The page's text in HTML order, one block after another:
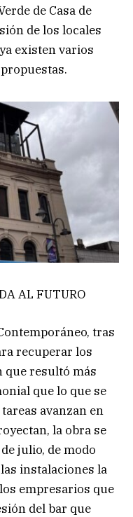
de Casa de
de los locales
existen varios
AL FUTURO
tras
recuperar los
que resultó más
que lo que se
avanzan en
la obra se
julio, de modo
instalaciones la
empresarios que
del bar que